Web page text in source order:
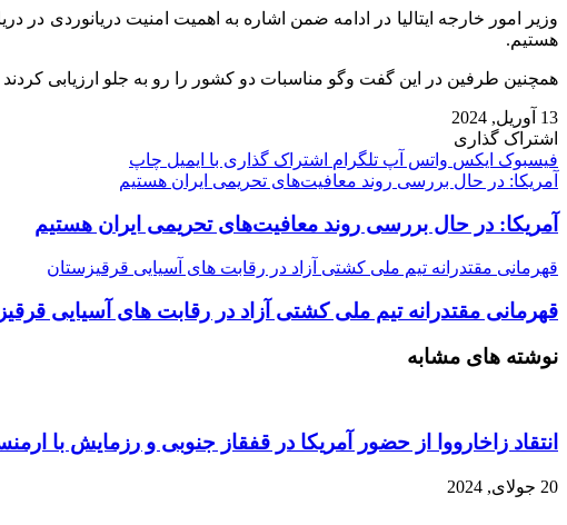
وزیر امور خارجه ایتالیا در ادامه ضمن اشاره به اهمیت امنیت دریانوردی
هستیم.
همچنین طرفین در این گفت وگو مناسبات دو کشور را رو به جلو ارزیابی کردند
13 آوریل, 2024
اشتراک گذاری
فیسبوک ایکس واتس آپ تلگرام اشتراک گذاری با ایمیل چاپ
آمریکا: در حال بررسی روند معافیت‌های تحریمی ایران هستیم
آمریکا: در حال بررسی روند معافیت‌های تحریمی ایران هستیم
قهرمانی مقتدرانه تیم ملی کشتی آزاد در رقابت های آسیایی قرقیزستان
قهرمانی مقتدرانه تیم ملی کشتی آزاد در رقابت های آسیایی
نوشته های مشابه
انتقاد زاخارووا از حضور آمریکا در قفقاز جنوبی و رزمایش با
20 جولای, 2024